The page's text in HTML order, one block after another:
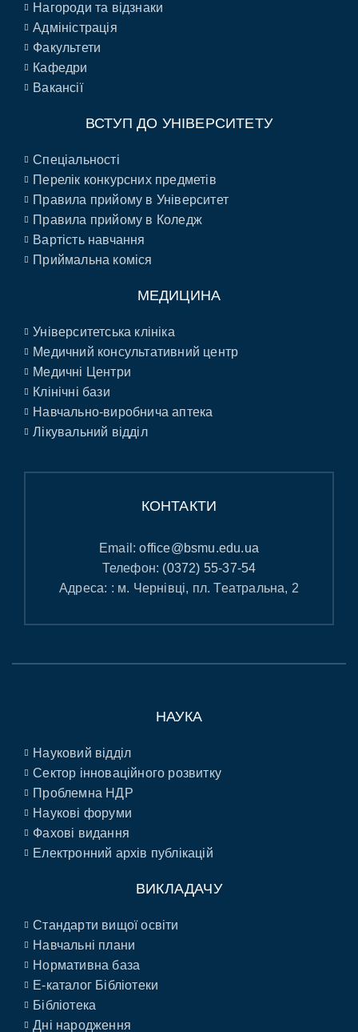
Нагороди та відзнаки
Адміністрація
Факультети
Кафедри
Вакансії
ВСТУП ДО УНІВЕРСИТЕТУ
Спеціальності
Перелік конкурсних предметів
Правила прийому в Університет
Правила прийому в Коледж
Вартість навчання
Приймальна коміся
МЕДИЦИНА
Університетська клініка
Медичний консультативний центр
Медичні Центри
Клінічні бази
Навчально-виробнича аптека
Лікувальний відділ
КОНТАКТИ
Email:office@bsmu.edu.ua
Телефон: (0372) 55-37-54
Адреса: : м. Чернівці, пл. Театральна, 2
НАУКА
Науковий відділ
Сектор інноваційного розвитку
Проблемна НДР
Наукові форуми
Фахові видання
Електронний архів публікацій
ВИКЛАДАЧУ
Стандарти вищої освіти
Навчальні плани
Нормативна база
E-каталог Бібліотеки
Бібліотека
Дні народження